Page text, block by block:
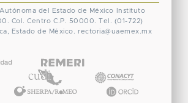
del Estado de México
Instituto
Col. Centro C.P. 50000. Tel. (01-722)
Estado de México. rectoria@uaemex.mx